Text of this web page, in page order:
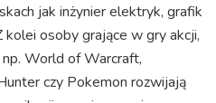
jak inżynier elektryk, grafik
kolei osoby grające w gry akcji,
World of Warcraft,
czy Pokemon rozwijają